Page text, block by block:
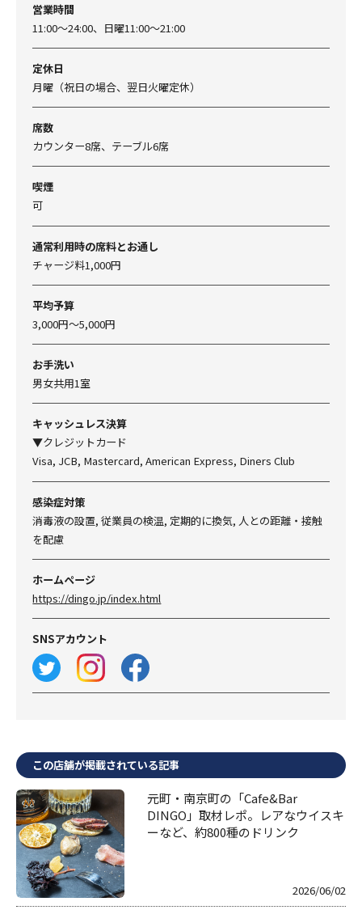
営業時間
11:00～24:00、日曜11:00～21:00
定休日
月曜（祝日の場合、翌日火曜定休）
席数
カウンター8席、テーブル6席
喫煙
可
通常利用時の席料とお通し
チャージ料1,000円
平均予算
3,000円～5,000円
お手洗い
男女共用1室
キャッシュレス決算
▼クレジットカード
Visa, JCB, Mastercard, American Express, Diners Club
感染症対策
消毒液の設置, 従業員の検温, 定期的に換気, 人との距離・接触
を配慮
ホームページ
https://dingo.jp/index.html
SNSアカウント
この店舗が掲載されている記事
元町・南京町の「Cafe&Bar
DINGO」取材レポ。レアなウイスキ
ーなど、約800種のドリンク
2026/06/02